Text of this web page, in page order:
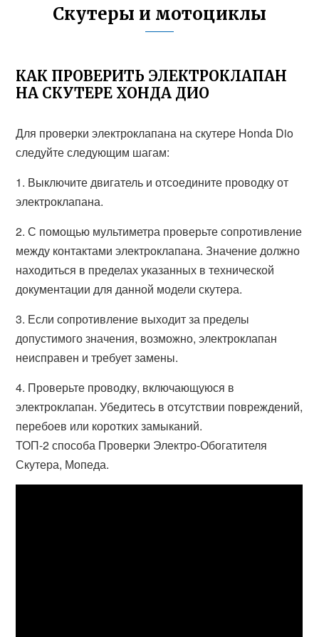
Скутеры и мотоциклы
КАК ПРОВЕРИТЬ ЭЛЕКТРОКЛАПАН
НА СКУТЕРЕ ХОНДА ДИО
Для проверки электроклапана на скутере Honda Dio
следуйте следующим шагам:
1. Выключите двигатель и отсоедините проводку от
электроклапана.
2. С помощью мультиметра проверьте сопротивление
между контактами электроклапана. Значение должно
находиться в пределах указанных в технической
документации для данной модели скутера.
3. Если сопротивление выходит за пределы
допустимого значения, возможно, электроклапан
неисправен и требует замены.
4. Проверьте проводку, включающуюся в
электроклапан. Убедитесь в отсутствии повреждений,
перебоев или коротких замыканий.
ТОП-2 способа Проверки Электро-Обогатителя
Скутера, Мопеда.